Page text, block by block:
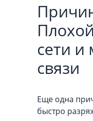
сети и
связи
Еще одна
быстро